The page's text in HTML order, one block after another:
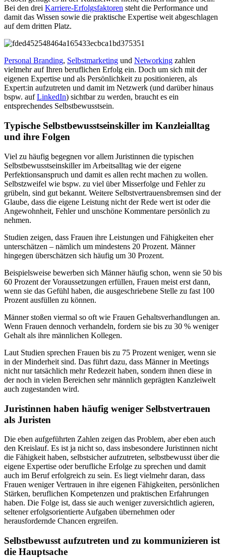
Bei den drei Karriere-Erfolgsfaktoren steht die Performance und
damit das Wissen sowie die praktische Expertise weit abgeschlagen
auf dem dritten Platz.
Personal Branding, Selbstmarketing und Networking zahlen
vielmehr auf Ihren beruflichen Erfolg ein. Doch um sich mit der
eigenen Expertise und als Persönlichkeit zu positionieren, als
Expert:in aufzutreten und damit im Netzwerk (und darüber hinaus
bspw. aufLinkedIn) sichtbar zu werden, braucht es ein
entsprechendes Selbstbewusstsein.
Typische Selbstbewusstseinskiller im Kanzleialltag
und ihre Folgen
Viel zu häufig begegnen vor allem Juristinnen die typischen
Selbstbewusstseinskiller im Arbeitsalltag wie der eigene
Perfektionsanspruch und damit es allen recht machen zu wollen.
Selbstzweifel wie bspw. zu viel über Misserfolge und Fehler zu
grübeln, sind gut bekannt. Weitere Selbstvertrauensbremsen sind der
Glaube, dass die eigene Leistung nicht der Rede wert ist oder die
Angewohnheit, Fehler und unschöne Kommentare persönlich zu
nehmen.
Studien zeigen, dass Frauen ihre Leistungen und Fähigkeiten eher
unterschätzen – nämlich um mindestens 20 Prozent. Männer
hingegen überschätzen sich häufig um 30 Prozent.
Beispielsweise bewerben sich Männer häufig schon, wenn sie 50 bis
60 Prozent der Voraussetzungen erfüllen, Frauen meist erst dann,
wenn sie das Gefühl haben, die ausgeschriebene Stelle zu fast 100
Prozent ausfüllen zu können.
Männer stoßen viermal so oft wie Frauen Gehaltsverhandlungen an.
Wenn Frauen dennoch verhandeln, fordern sie bis zu 30 % weniger
Gehalt als ihre männlichen Kollegen.
Laut Studien sprechen Frauen bis zu 75 Prozent weniger, wenn sie
in der Minderheit sind. Das führt dazu, dass Männer in Meetings
nicht nur tatsächlich mehr Redezeit haben, sondern ihnen diese in
der noch in vielen Bereichen sehr männlich geprägten Kanzleiwelt
auch zugestanden wird.
Juristinnen haben häufig weniger Selbstvertrauen
als Juristen
Die eben aufgeführten Zahlen zeigen das Problem, aber eben auch
den Kreislauf. Es ist ja nicht so, dass insbesondere Juristinnen nicht
die Fähigkeit haben, selbstsicher aufzutreten, selbstbewusst über die
eigene Expertise oder berufliche Erfolge zu sprechen und damit
auch im Beruf erfolgreich zu sein. Es liegt vielmehr daran, dass
Frauen weniger Vertrauen in ihre eigenen Fähigkeiten, persönlichen
Stärken, beruflichen Kompetenzen und praktischen Erfahrungen
haben. Die Folge ist, dass sie auch weniger zuversichtlich agieren,
seltener erfolgsorientierte Aufgaben übernehmen oder
herausfordernde Chancen ergreifen.
Selbstbewusst aufzutreten und zu kommunizieren ist
die Hauptsache